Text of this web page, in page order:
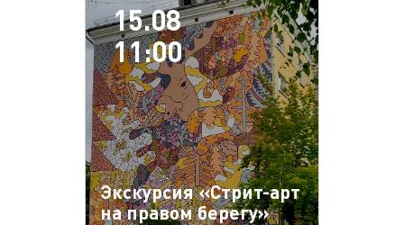
15.08
11:00
Экскурсия «Стрит-арт
на правом берегу»